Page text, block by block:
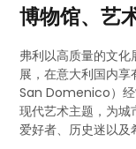
博物馆、艺
弗利以高质量的文
展，在意大利国内
San Domenico）经
现代艺术主题，为
爱好者、历史迷以及